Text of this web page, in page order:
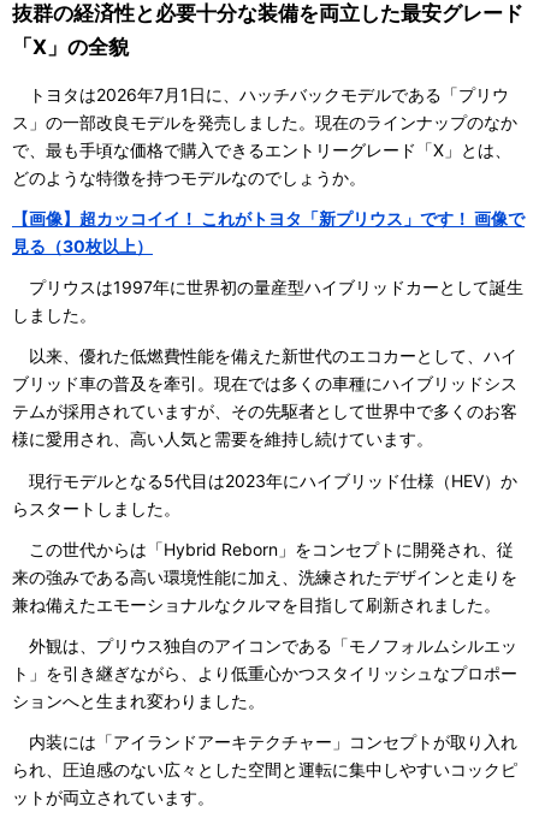
抜群の経済性と必要十分な装備を両立した最安グレード
「X」の全貌
トヨタは2026年7月1日に、ハッチバックモデルである「プリウ
ス」の一部改良モデルを発売しました。現在のラインナップのなか
で、最も手頃な価格で購入できるエントリーグレード「X」とは、
どのような特徴を持つモデルなのでしょうか。
【画像】超カッコイイ！ これがトヨタ「新プリウス」です！ 画像で
見る（30枚以上）
プリウスは1997年に世界初の量産型ハイブリッドカーとして誕生
しました。
以来、優れた低燃費性能を備えた新世代のエコカーとして、ハイ
ブリッド車の普及を牽引。現在では多くの車種にハイブリッドシス
テムが採用されていますが、その先駆者として世界中で多くのお客
様に愛用され、高い人気と需要を維持し続けています。
現行モデルとなる5代目は2023年にハイブリッド仕様（HEV）か
らスタートしました。
この世代からは「Hybrid Reborn」をコンセプトに開発され、従
来の強みである高い環境性能に加え、洗練されたデザインと走りを
兼ね備えたエモーショナルなクルマを目指して刷新されました。
外観は、プリウス独自のアイコンである「モノフォルムシルエッ
ト」を引き継ぎながら、より低重心かつスタイリッシュなプロポー
ションへと生まれ変わりました。
内装には「アイランドアーキテクチャー」コンセプトが取り入れ
られ、圧迫感のない広々とした空間と運転に集中しやすいコックピ
ットが両立されています。